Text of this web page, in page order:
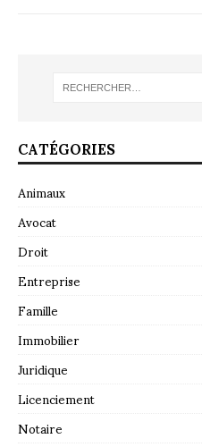
CATÉGORIES
Animaux
Avocat
Droit
Entreprise
Famille
Immobilier
Juridique
Licenciement
Notaire